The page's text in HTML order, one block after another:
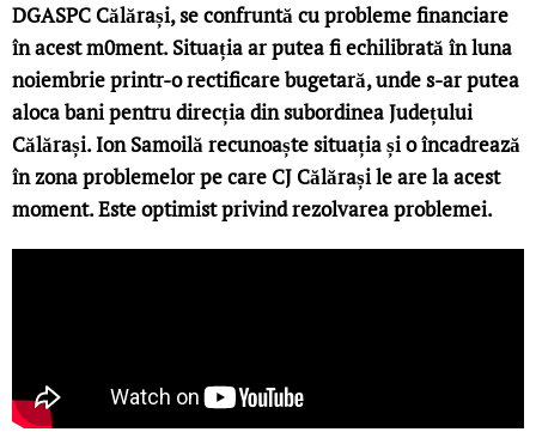
DGASPC Călărași, se confruntă cu probleme financiare
în acest m0ment. Situația ar putea fi echilibrată în luna
noiembrie printr-o rectificare bugetară, unde s-ar putea
aloca bani pentru direcția din subordinea Județului
Călărași. Ion Samoilă recunoaște situația și o încadrează
în zona problemelor pe care CJ Călărași le are la acest
moment. Este optimist privind rezolvarea problemei.